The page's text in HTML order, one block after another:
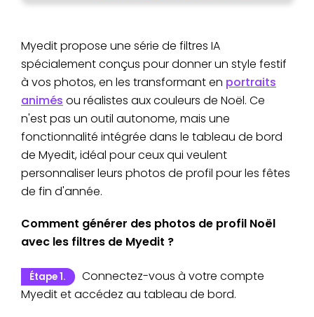
Myedit propose une série de filtres IA
spécialement conçus pour donner un style festif
à vos photos, en les transformant en portraits
animés ou réalistes aux couleurs de Noël. Ce
n'est pas un outil autonome, mais une
fonctionnalité intégrée dans le tableau de bord
de Myedit, idéal pour ceux qui veulent
personnaliser leurs photos de profil pour les fêtes
de fin d'année.
Comment générer des photos de profil Noël
avec les filtres de Myedit ?
Étape 1.
Connectez-vous à votre compte
Myedit et accédez au tableau de bord.